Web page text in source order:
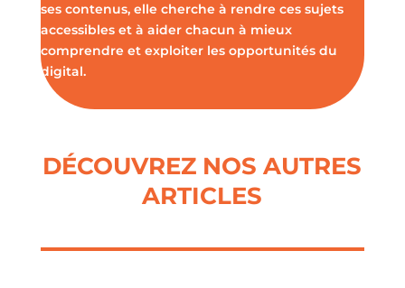
ses contenus, elle cherche à rendre ces sujets
accessibles et à aider chacun à mieux
comprendre et exploiter les opportunités du
digital.
DÉCOUVREZ NOS AUTRES
ARTICLES